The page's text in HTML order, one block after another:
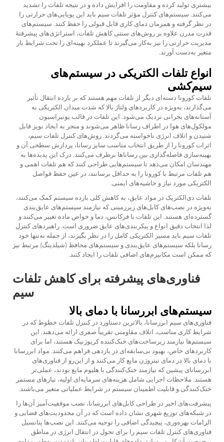
بیشتری تولید کرده و مقاومت را افزایش داده و در نتیجه تلفات را تشدید
می‌کنند. سیستم‌های کنترل مؤثر تلفات سیم باید این پویایی‌های حرارتی را
در نظر گرفته و همزمان دمای کاری قابل قبولی را حفظ کنند. سیستم‌های
قدرت مدرن علاوه بر روش‌های سنتی کاهش تلفات، استراتژی‌های پیشرفتهٔ
مدیریت حرارتی را نیز به‌کار می‌گیرند تا عملکرد بهینه‌ای را تحت شرایط بار
متغیر به‌دست آورند.
انواع تلفات الکتریکی در سیستم‌های
سیم‌کشی
تلفات کورونا دسته‌ای دیگر از تلفات مهم هستند که بر بازده انتقال تأثیر
می‌گذارند، به‌ویژه در کاربردهای ولتاژ بالا که شدت میدان الکتریکی به
آستانه‌های بحرانی نزدیک می‌شود. این تلفات در قالب یونیزاسیون
مولکول‌های هوا در اطراف رسانا ظاهر می‌شوند و منجر به ایجاد نویز قابل
شنیدن و اتلاف انرژی ناخواسته می‌گردند. روش‌های کنترل تلفات سیم،
اثرات کورونا را از طریق انتخاب مناسب سایز رسانا، پردازش سطحی آن و
بهینه‌سازی فاصله‌گذاری بین رساناها برطرف می‌کنند. درک این پدیده‌ها به
مهندسان امکان می‌دهد تا سیستم‌هایی طراحی کنند که هم تلفات اهمی و
هم تلفات مرتبط با کورونا را به حداقل برسانند، در عین حفظ فواصل
الکتریکی مورد نیاز و حاشیه‌های ایمنی.
تلفات دی‌الکتریک در مواد عایق، به کاهش کلی بازده سیستم کمک می‌کنند،
به‌ویژه در نصب‌های کابل‌های زیرزمینی که نیازمند سیستم‌های عایق‌بندی
گسترده‌ای هستند. این تلفات با فرکانس، دما و خواص ماده تغییر می‌کنند و
لذا انتخاب دقیق انواع و پیکربندی‌های عایق ضروری است. راهبردهای کنترل
تلفات سیم باید مسیر الکتریکی کامل را در نظر بگیرند، از جمله نه‌تنها خود
رسانا بلکه سیستم‌های عایق‌بندی و سیستم‌های محافظ (شیلدینگ) مرتبط نیز
که ممکن است مکانیزم‌های اضافی تلفات را ایجاد کنند.
فناوری‌های پیشرفته برای کاهش تلفات
سیم
سیستم‌های ابررسانا با دمای بالا
فناوری‌های سیم ابررسانا، بالاترین دستاورد درکنترل تلفات خطوطکه در
شرایط کاری مناسب، اتلاف مقاومتی تقریباً صفری ارائه می‌دهند. این
سیستم‌ها نیازمند زیرساخت‌های خنک‌کننده کریوژنیک هستند، اما برای
کاربردهای خاص، بهبود بی‌سابقه‌ای در بازدهی فراهم می‌کنند. مواد ابررسانا
با دمای بالا در دمای نیتروژن مایع کار می‌کنند و از این‌رو از فناوری‌های
ابررسانای پیشین که نیازمند خنک‌کنندگی با هلیوم مایع بودند، عملی‌تر
هستند. ملاحظات اجرایی شامل هزینه‌های سرمایه‌ای اولیه، نیازهای مستمر
خنک‌کنندگی و قابلیت اطمینان سیستم در شرایط عملیاتی متغیر می‌باشند.
پیشرفت‌های اخیر در طراحی کابل‌های ابررسانا، نصب موفقیت‌آمیز آن‌ها را
در شبکه‌های توزیع شهری نشان داده است که در آن محدودیت‌های فضایی و
الزامات بهره‌وری، پیچیدگی اضافی را توجیه می‌کنند. این نصب‌ها پتانسیل
فناوری‌های کنترل تلفات سیم را برای تحول در انتقال انرژی در مناطق